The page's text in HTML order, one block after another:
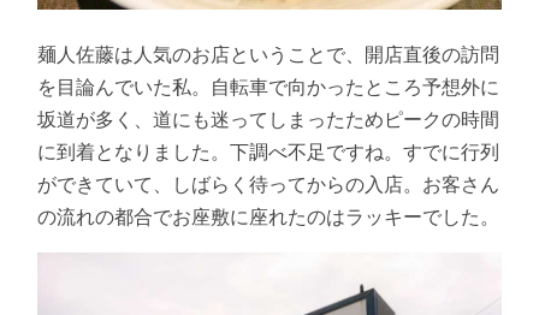
麺人佐藤は人気のお店ということで、開店直後の訪問
を目論んでいた私。自転車で向かったところ予想外に
坂道が多く、道にも迷ってしまったためピークの時間
に到着となりました。下調べ不足ですね。すでに行列
ができていて、しばらく待ってからの入店。お客さん
の流れの都合でお座敷に座れたのはラッキーでした。